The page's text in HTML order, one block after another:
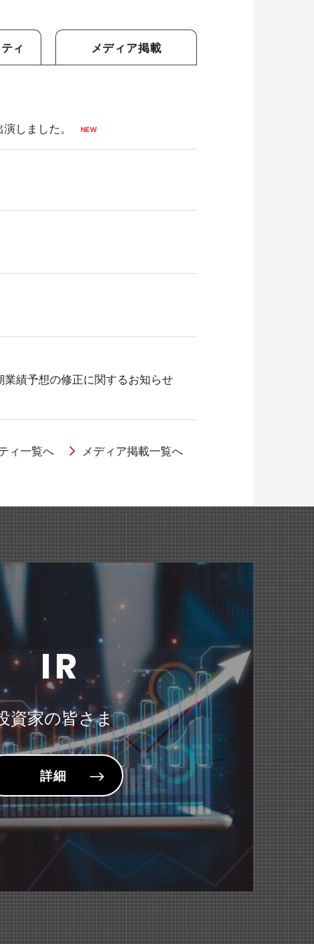
ィ メディア掲載
しました。
績予想の修正に関するお知らせ
績予想の修正に関するお知らせ
）
が紹介されました。
ラ』が紹介されました。
ィ一覧へ メディア掲載一覧へ
IR
資家の皆さま
詳細